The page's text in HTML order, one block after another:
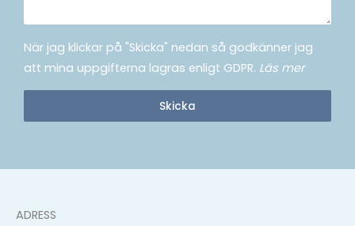
När jag klickar på "Skicka" nedan så godkänner jag
att mina uppgifterna lagras enligt GDPR. Läs mer
Skicka
ADRESS